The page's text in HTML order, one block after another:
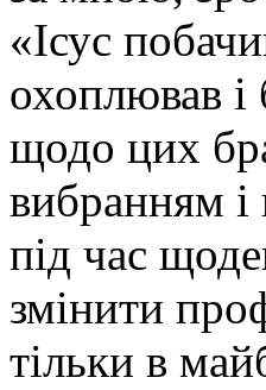
«Ісус
охоплював і
щодо цих
вибранням і
під час
змінити
тільки в